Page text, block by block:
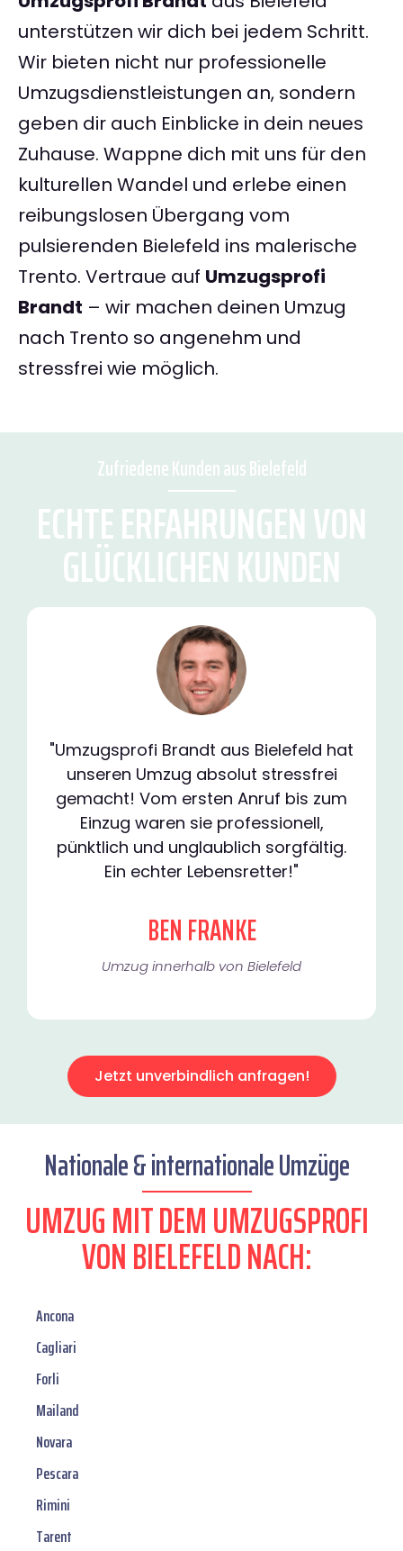
unterstützen wir dich bei jedem Schritt.
Wir bieten nicht nur professionelle
Umzugsdienstleistungen an, sondern
geben dir auch Einblicke in dein neues
Zuhause. Wappne dich mit uns für den
kulturellen Wandel und erlebe einen
reibungslosen Übergang vom
pulsierenden Bielefeld ins malerische
Trento. Vertraue auf Umzugsprofi
Brandt – wir machen deinen Umzug
nach Trento so angenehm und
stressfrei wie möglich.
Zufriedene Kunden aus Bielefeld
ECHTE ERFAHRUNGEN VON
GLÜCKLICHEN KUNDEN
"Umzugsprofi Brandt aus Bielefeld hat
unseren Umzug absolut stressfrei
gemacht! Vom ersten Anruf bis zum
Einzug waren sie professionell,
pünktlich und unglaublich sorgfältig.
Ein echter Lebensretter!"
BEN FRANKE
Umzug innerhalb von Bielefeld​
Jetzt unverbindlich anfragen!
Nationale & internationale Umzüge
UMZUG MIT DEM UMZUGSPROFI
VON BIELEFELD NACH:
Ancona
Cagliari
Forli
Mailand
Novara
Pescara
Rimini
Tarent